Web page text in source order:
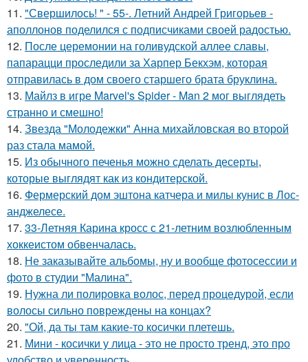
11. "Свершилось! " - 55-. Летний Андрей Григорьев -
аполлонов поделился с подписчиками своей радостью.
12. После церемонии на голивудской аллее славы,
папарацци проследили за Харпер Бекхэм, которая
отправилась в дом своего старшего брата бруклина.
13. Майлз в игре Marvel's Spider - Man 2 мог выглядеть
странно и смешно!
14. Звезда "Молодежки" Анна михайловская во второй
раз стала мамой.
15. Из обычного печенья можно сделать десерты,
которые выглядят как из кондитерской.
16. Фермерский дом эштона катчера и милы кунис в Лос-
анджелесе.
17. 33-Летняя Карина кросс с 21-летним возлюбленным
хоккеистом обвенчалась.
18. Не заказывайте альбомы, ну и вообще фотосессии и
фото в студии "Малина".
19. Нужна ли полировка волос, перед процедурой, если
волосы сильно повреждены на концах?
20. "Ой, да ты там какие-то косички плетешь.
21. Мини - косички у лица - это не просто тренд, это про